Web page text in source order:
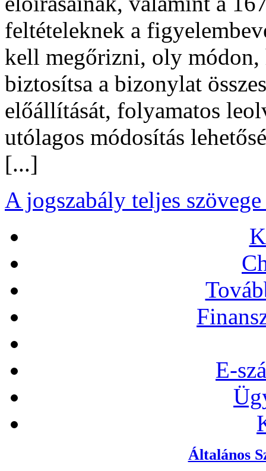
feltételeknek a
kell megőrizni, oly módon,
biztosítsa a bizonylat
előállítását, folyamatos
utólagos módosítás
[...]
A jogszabály teljes
E-
Általános